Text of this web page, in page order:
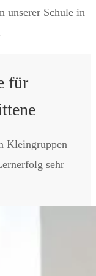
unserer Schule in
für
Kleingruppen
sehr